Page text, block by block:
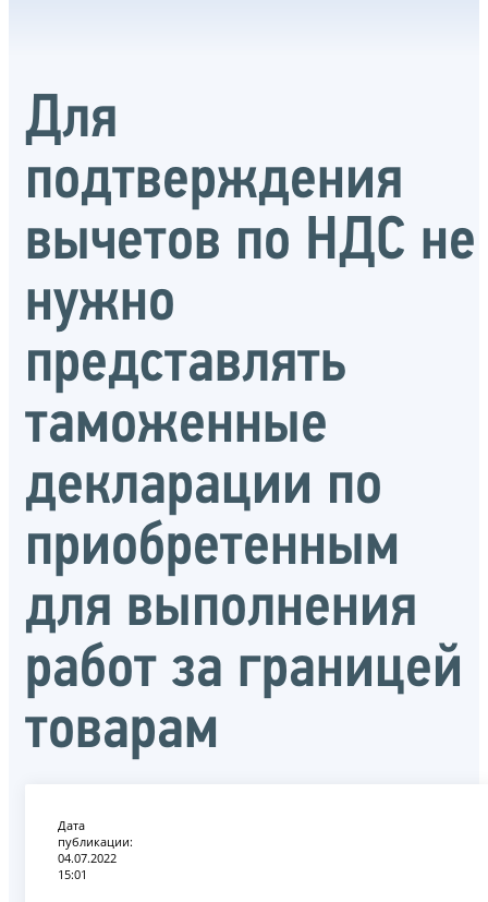
Для
подтверждения
вычетов по НДС не
нужно
представлять
таможенные
декларации по
приобретенным
для выполнения
работ за границей
товарам
Дата
публикации:
04.07.2022
15:01